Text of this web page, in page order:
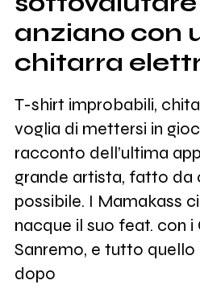
anziano con
chitarra
T-shirt improbabili,
voglia di mettersi in
racconto dell’ultima
grande artista, fatto da
possibile. I Mamakass
nacque il suo feat. con i
Sanremo, e tutto
dopo